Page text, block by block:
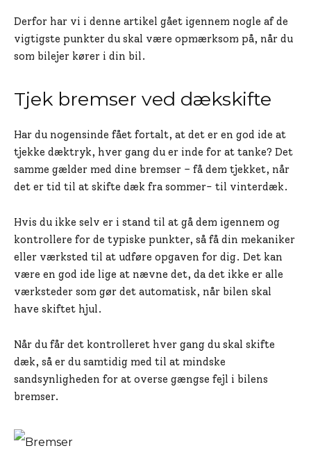
Derfor har vi i denne artikel gået igennem nogle af de
vigtigste punkter du skal være opmærksom på, når du
som bilejer kører i din bil.
Tjek bremser ved dækskifte
Har du nogensinde fået fortalt, at det er en god ide at
tjekke dæktryk, hver gang du er inde for at tanke? Det
samme gælder med dine bremser – få dem tjekket, når
det er tid til at skifte dæk fra sommer- til vinterdæk.
Hvis du ikke selv er i stand til at gå dem igennem og
kontrollere for de typiske punkter, så få din mekaniker
eller værksted til at udføre opgaven for dig. Det kan
være en god ide lige at nævne det, da det ikke er alle
værksteder som gør det automatisk, når bilen skal
have skiftet hjul.
Når du får det kontrolleret hver gang du skal skifte
dæk, så er du samtidig med til at mindske
sandsynligheden for at overse gængse fejl i bilens
bremser.